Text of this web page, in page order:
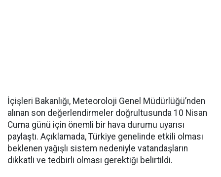
İçişleri Bakanlığı, Meteoroloji Genel Müdürlüğü’nden
alınan son değerlendirmeler doğrultusunda 10 Nisan
Cuma günü için önemli bir hava durumu uyarısı
paylaştı. Açıklamada, Türkiye genelinde etkili olması
beklenen yağışlı sistem nedeniyle vatandaşların
dikkatli ve tedbirli olması gerektiği belirtildi.